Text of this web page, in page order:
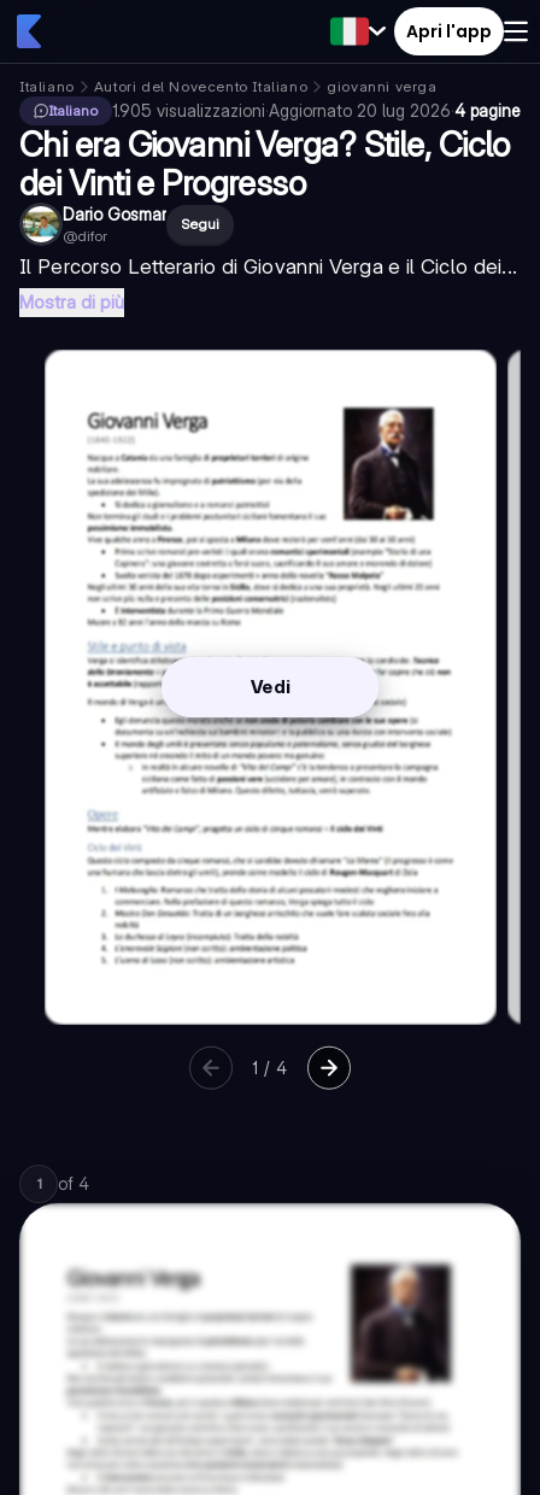
Apri l'app
Italiano Autori del Novecento Italiano
giovanni verga
Italiano
1.905 visualizzazioni·Aggiornato 20 lug 2026·4 pagine
Chi era Giovanni Verga? Stile, Ciclo
dei Vinti e Progresso
Dario Gosmar
@difor
Segui
Il Percorso Letterario di Giovanni Verga e il Ciclo dei...
Mostra di più
Vedi
1 /4
1 of 4